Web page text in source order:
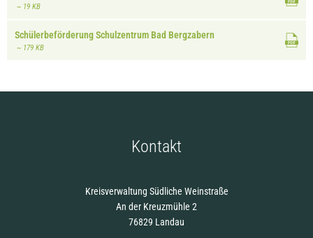
~ 19 KB
Schülerbeförderung Schulzentrum Bad Bergzabern
~ 179 KB
Kontakt
Kreisverwaltung Südliche Weinstraße
An der Kreuzmühle 2
76829 Landau